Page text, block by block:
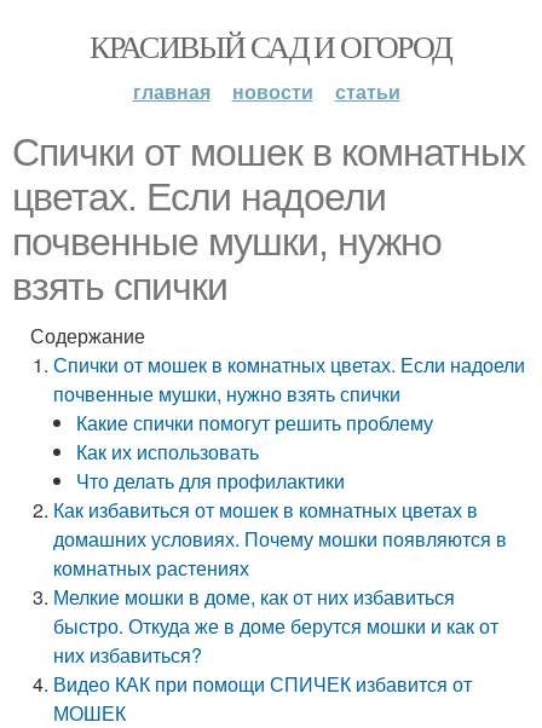
КРАСИВЫЙ САД И ОГОРОД
главная новости статьи
Спички от мошек в комнатных
цветах. Если надоели
почвенные мушки, нужно
взять спички
Содержание
Спички от мошек в комнатных цветах. Если надоели
почвенные мушки, нужно взять спички
Какие спички помогут решить проблему
Как их использовать
Что делать для профилактики
Как избавиться от мошек в комнатных цветах в
домашних условиях. Почему мошки появляются в
комнатных растениях
Мелкие мошки в доме, как от них избавиться
быстро. Откуда же в доме берутся мошки и как от
них избавиться?
Видео КАК при помощи СПИЧЕК избавится от
МОШЕК